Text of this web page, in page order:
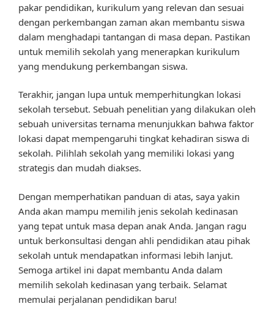
pakar pendidikan, kurikulum yang relevan dan sesuai
dengan perkembangan zaman akan membantu siswa
dalam menghadapi tantangan di masa depan. Pastikan
untuk memilih sekolah yang menerapkan kurikulum
yang mendukung perkembangan siswa.
Terakhir, jangan lupa untuk memperhitungkan lokasi
sekolah tersebut. Sebuah penelitian yang dilakukan oleh
sebuah universitas ternama menunjukkan bahwa faktor
lokasi dapat mempengaruhi tingkat kehadiran siswa di
sekolah. Pilihlah sekolah yang memiliki lokasi yang
strategis dan mudah diakses.
Dengan memperhatikan panduan di atas, saya yakin
Anda akan mampu memilih jenis sekolah kedinasan
yang tepat untuk masa depan anak Anda. Jangan ragu
untuk berkonsultasi dengan ahli pendidikan atau pihak
sekolah untuk mendapatkan informasi lebih lanjut.
Semoga artikel ini dapat membantu Anda dalam
memilih sekolah kedinasan yang terbaik. Selamat
memulai perjalanan pendidikan baru!